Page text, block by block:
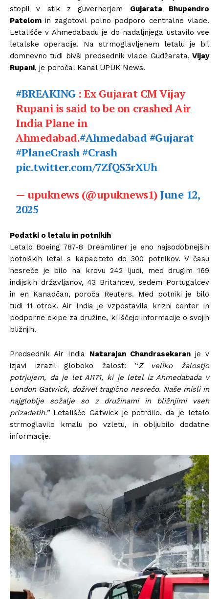
stopil v stik z guvernerjem Gujarata Bhupendro
Patelom in zagotovil polno podporo centralne vlade.
Letališče v Ahmedabadu je do nadaljnjega ustavilo vse
letalske operacije. Na strmoglavljenem letalu je bil
domnevno tudi bivši predsednik vlade Gudžarata, Vijay
Rupani, je poročal Kanal UPUK News.
#BREAKING: Ex Gujarat CM Vijay
Rupani is said to be on crashed Air
India Plane in
Ahmedabad.#Ahmedabad #Gujarat
#PlaneCrash #Crash
pic.twitter.com/7ZfQS3rXUh
— upuknews (@upuknews1)June 12,
2025
Podatki o letalu in potnikih
Letalo Boeing 787-8 Dreamliner je eno najsodobnejših
potniških letal s kapaciteto do 300 potnikov. V času
nesreče je bilo na krovu 242 ljudi, med drugim 169
indijskih državljanov, 43 Britancev, sedem Portugalcev
in en Kanadčan, poroča Reuters. Med potniki je bilo
tudi 11 otrok. Air India je vzpostavila krizni center in
podporne ekipe za družine, ki iščejo informacije o svojih
bližnjih.
Predsednik Air India Natarajan Chandrasekaran je v
izjavi izrazil globoko žalost: “Z veliko žalostjo
potrjujem, da je let AI171, ki je letel iz Ahmedabada v
London Gatwick, doživel tragično nesrečo. Naše misli in
najgloblje sožalje so z družinami in bližnjimi vseh
prizadetih.”Letališče Gatwick je potrdilo, da je letalo
strmoglavilo kmalu po vzletu, in obljubilo dodatne
informacije.